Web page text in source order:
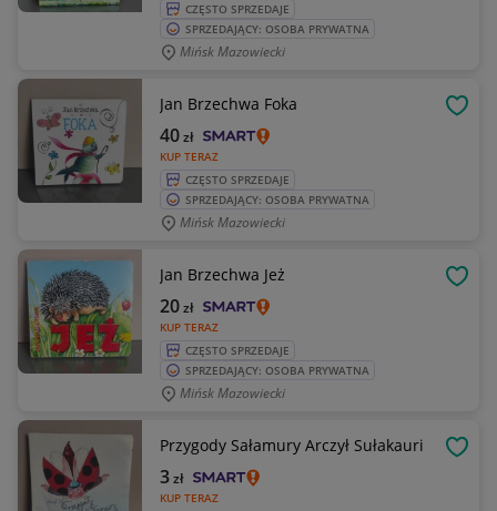
CZĘSTO SPRZEDAJE
SPRZEDAJĄCY: OSOBA PRYWATNA
Mińsk Mazowiecki
Jan Brzechwa Foka
KUP TERAZ
40zł
CZĘSTO SPRZEDAJE
SPRZEDAJĄCY: OSOBA PRYWATNA
Mińsk Mazowiecki
Jan Brzechwa Jeż
KUP TERAZ
20zł
CZĘSTO SPRZEDAJE
SPRZEDAJĄCY: OSOBA PRYWATNA
Mińsk Mazowiecki
Przygody Sałamury Arczył Sułakauri
KUP TERAZ
3zł